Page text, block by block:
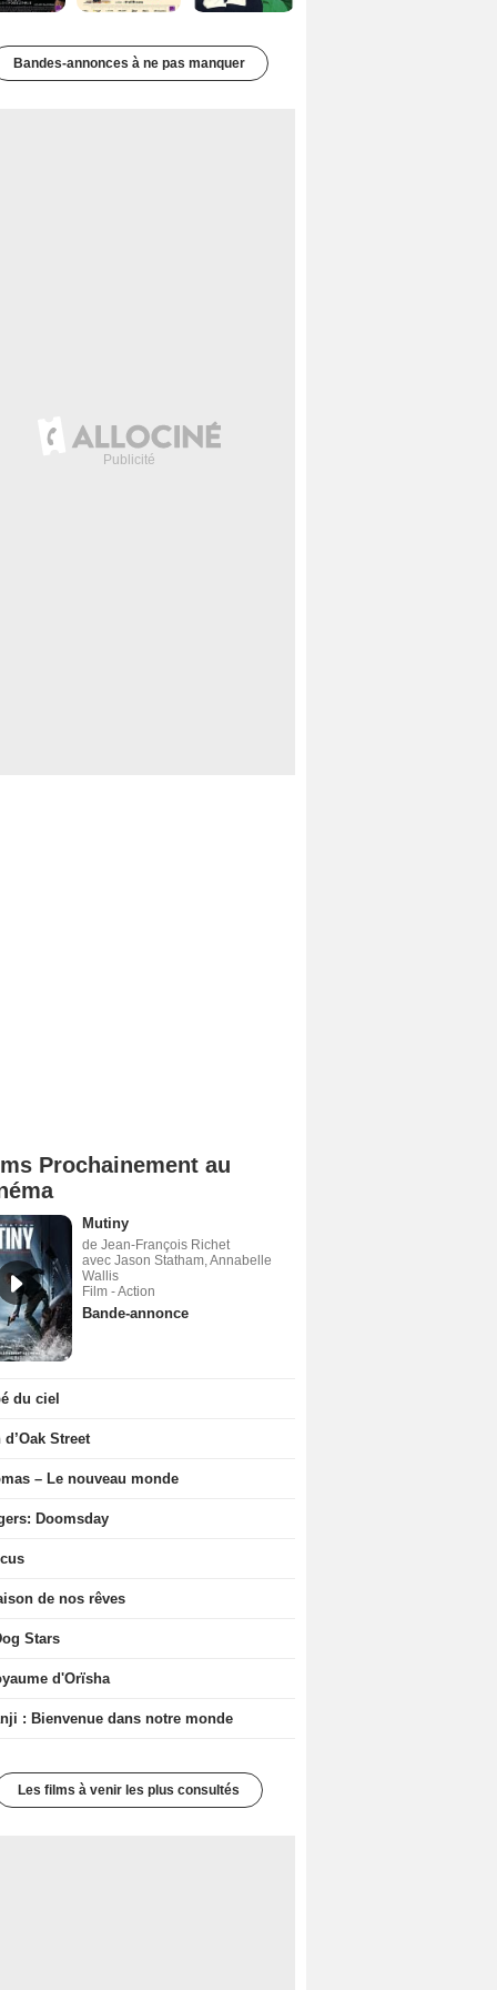
Bandes-annonces à ne pas manquer
Prochainement au
Mutiny
de Jean-François Richet
avec Jason Statham, Annabelle
Wallis
Film - Action
Bande-annonce
du ciel
d’Oak Street
– Le nouveau monde
Doomsday
de nos rêves
Stars
d'Orïsha
: Bienvenue dans notre monde
Les films à venir les plus consultés